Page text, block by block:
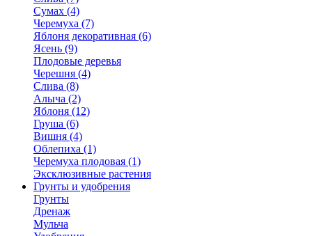
Сумах (4)
Черемуха (7)
Яблоня декоративная (6)
Ясень (9)
Плодовые деревья
Черешня (4)
Слива (8)
Алыча (2)
Яблоня (12)
Груша (6)
Вишня (4)
Облепиха (1)
Черемуха плодовая (1)
Эксклюзивные растения
Грунты и удобрения
Грунты
Дренаж
Мульча